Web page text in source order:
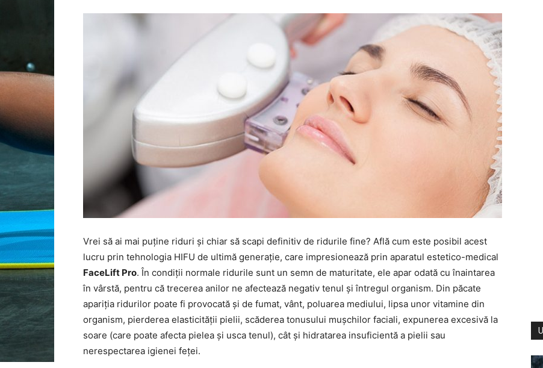
Vrei să ai mai puține riduri și chiar să scapi definitiv de ridurile fine? Află cum este posibil acest
lucru prin tehnologia HIFU de ultimă generație, care impresionează prin aparatul estetico-medical
FaceLift Pro. În condiții normale ridurile sunt un semn de maturitate, ele apar odată cu înaintarea
în vârstă, pentru că trecerea anilor ne afectează negativ tenul și întregul organism. Din păcate
apariția ridurilor poate fi provocată și de fumat, vânt, poluarea mediului, lipsa unor vitamine din
organism, pierderea elasticității pielii, scăderea tonusului mușchilor faciali, expunerea excesivă la
soare (care poate afecta pielea și usca tenul), cât și hidratarea insuficientă a pielii sau
nerespectarea igienei feței.